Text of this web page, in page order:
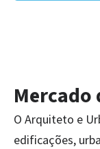
O Arquiteto e
edificações,